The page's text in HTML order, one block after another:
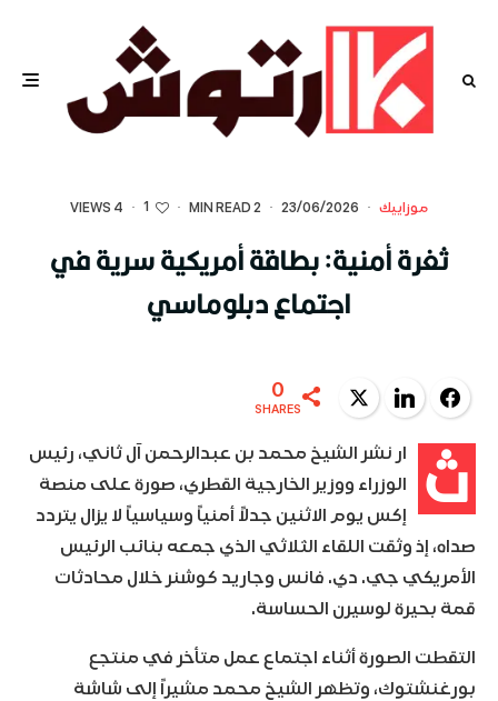
موزاييك ·
23/06/2026
·
2 MIN READ
·
1
·
4 VIEWS
ثغرة أمنية: بطاقة أمريكية سرية في
اجتماع دبلوماسي
Facebook
LinkedIn
Twitter
0
SHARES
ث
ار نشر الشيخ محمد بن عبدالرحمن آل ثاني، رئيس
الوزراء ووزير الخارجية القطري، صورة على منصة
إكس يوم الاثنين جدلاً أمنياً وسياسياً لا يزال يتردد
صداه، إذ وثقت اللقاء الثلاثي الذي جمعه بنائب الرئيس
الأمريكي جي. دي. فانس وجاريد كوشنر خلال محادثات
قمة بحيرة لوسيرن الحساسة.
التقطت الصورة أثناء اجتماع عمل متأخر في منتجع
بورغنشتوك، وتظهر الشيخ محمد مشيراً إلى شاشة